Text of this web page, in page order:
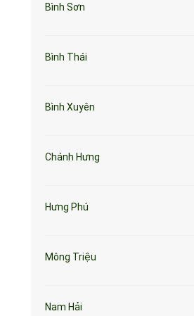
Bình Sơn
Bình Thái
Bình Xuyên
Chánh Hưng
Hưng Phú
Mông Triệu
Nam Hải